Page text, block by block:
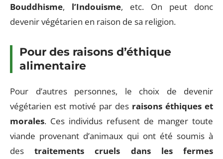
Bouddhisme, l’Indouisme, etc. On peut donc
devenir végétarien en raison de sa religion.
Pour des raisons d’éthique
alimentaire
Pour d’autres personnes, le choix de devenir
végétarien est motivé par des raisons éthiques et
morales. Ces individus refusent de manger toute
viande provenant d’animaux qui ont été soumis à
destraitements cruels dans les fermes